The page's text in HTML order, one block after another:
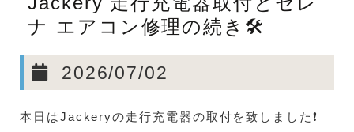
ナ エアコン修理の続き🛠️
2026/07/02
本日はJackeryの走行充電器の取付を致しました❗